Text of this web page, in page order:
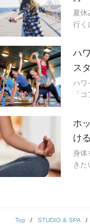
夏休
行く
ガ
旅で
とは
ハ
ス
ハワ
「
ホ
け
身体
きた
Top STUDIO & SPA